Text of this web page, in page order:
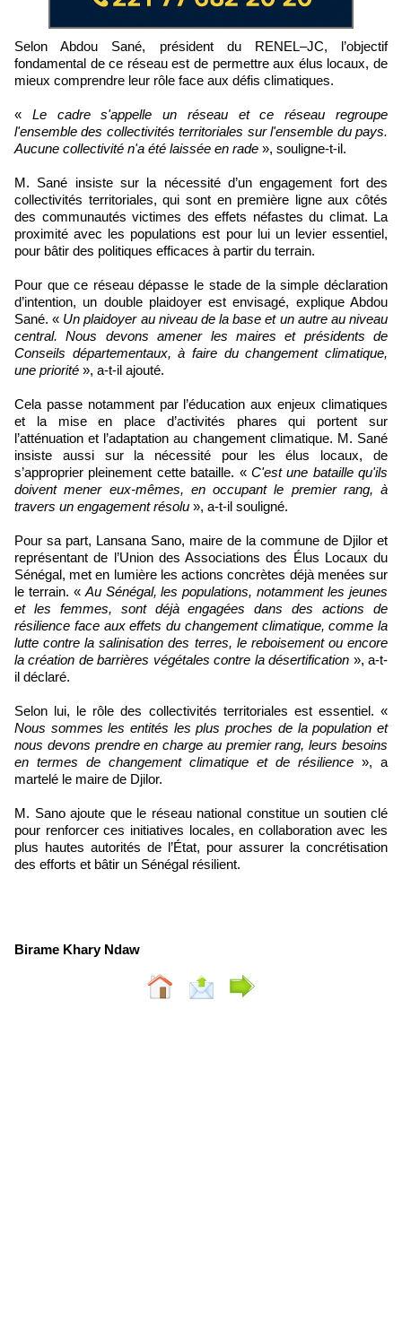
Selon Abdou Sané, président du RENEL–JC, l’objectif
fondamental de ce réseau est de permettre aux élus locaux, de
mieux comprendre leur rôle face aux défis climatiques.
« Le cadre s'appelle un réseau et ce réseau regroupe
l'ensemble des collectivités territoriales sur l'ensemble du pays.
Aucune collectivité n'a été laissée en rade », souligne-t-il.
M. Sané insiste sur la nécessité d’un engagement fort des
collectivités territoriales, qui sont en première ligne aux côtés
des communautés victimes des effets néfastes du climat. La
proximité avec les populations est pour lui un levier essentiel,
pour bâtir des politiques efficaces à partir du terrain.
Pour que ce réseau dépasse le stade de la simple déclaration
d’intention, un double plaidoyer est envisagé, explique Abdou
Sané. « Un plaidoyer au niveau de la base et un autre au niveau
central. Nous devons amener les maires et présidents de
Conseils départementaux, à faire du changement climatique,
une priorité », a-t-il ajouté.
Cela passe notamment par l’éducation aux enjeux climatiques
et la mise en place d’activités phares qui portent sur
l’atténuation et l’adaptation au changement climatique. M. Sané
insiste aussi sur la nécessité pour les élus locaux, de
s’approprier pleinement cette bataille. « C'est une bataille qu'ils
doivent mener eux-mêmes, en occupant le premier rang, à
travers un engagement résolu », a-t-il souligné.
Pour sa part, Lansana Sano, maire de la commune de Djilor et
représentant de l’Union des Associations des Élus Locaux du
Sénégal, met en lumière les actions concrètes déjà menées sur
le terrain. « Au Sénégal, les populations, notamment les jeunes
et les femmes, sont déjà engagées dans des actions de
résilience face aux effets du changement climatique, comme la
lutte contre la salinisation des terres, le reboisement ou encore
la création de barrières végétales contre la désertification », a-t-
il déclaré.
Selon lui, le rôle des collectivités territoriales est essentiel. «
Nous sommes les entités les plus proches de la population et
nous devons prendre en charge au premier rang, leurs besoins
en termes de changement climatique et de résilience », a
martelé le maire de Djilor.
M. Sano ajoute que le réseau national constitue un soutien clé
pour renforcer ces initiatives locales, en collaboration avec les
plus hautes autorités de l’État, pour assurer la concrétisation
des efforts et bâtir un Sénégal résilient.
Birame Khary Ndaw